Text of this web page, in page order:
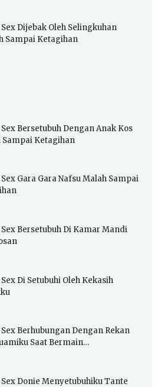
Dijebak Oleh Selingkuhan
Sampai Ketagihan
Bersetubuh Dengan Anak Kos
Sampai Ketagihan
Gara Gara Nafsu Malah Sampai
Bersetubuh Di Kamar Mandi
Di Setubuhi Oleh Kekasih
Berhubungan Dengan Rekan
Saat Bermain…
Donie Menyetubuhiku Tante